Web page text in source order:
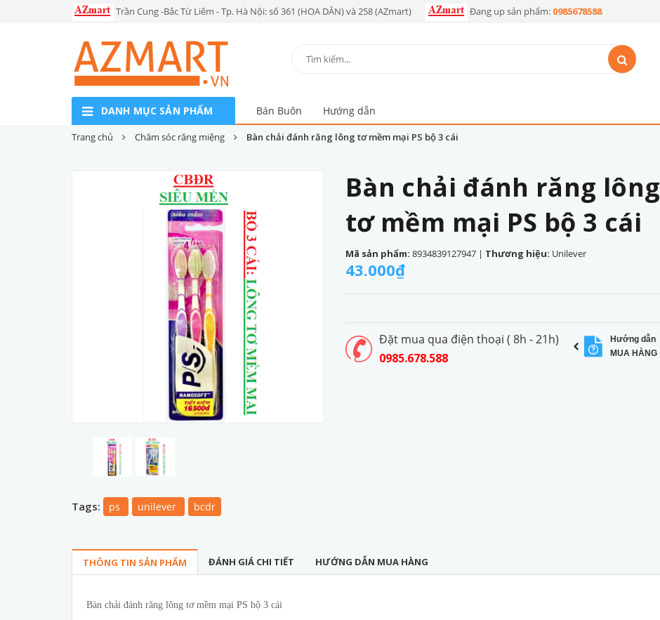
Trần Cung -Bắc Từ Liêm - Tp. Hà Nội: số 361 (HOA DÂN) và 258 (AZmart) Đang up sản phẩm: 0985678588
DANH MỤC SẢN PHẨM Bán Buôn Hướng dẫn
Trang chủ Chăm sóc răng miệng Bàn chải đánh răng lông tơ mềm mại PS bộ 3 cái
Tags: ps unilever bcdr
Bàn chải đánh răng lông
tơ mềm mại PS bộ 3 cái
Mã sản phẩm: 8934839127947 | Thương hiệu: Unilever
43.000₫
Đặt mua qua điện thoại ( 8h - 21h)
0985.678.588
Hướng dẫn
MUA HÀNG
THÔNG TIN SẢN PHẨM ĐÁNH GIÁ CHI TIẾT HƯỚNG DẪN MUA HÀNG
Bàn chải đánh răng lông tơ mềm mại PS bộ 3 cái